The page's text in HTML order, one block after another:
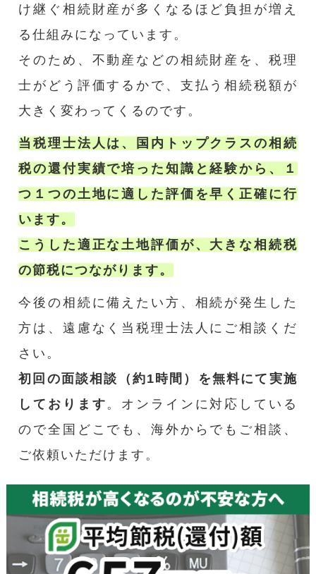
け継ぐ相続財産が多くなるほど負担が増え
る仕組みになっています。
そのため、不動産などの相続財産を、税理
士がどう評価するかで、支払う相続税額が
大きく変わってくるのです。
当税理士法人は、国内トップクラスの相続
税の還付実績で培った知識と経験から、１
つ１つの土地に適した評価を早く正確に行
います。
こうした適正な土地評価が、大きな相続税
の節税につながります。
今後の相続に備えたい方、相続が発生した
方は、遠慮なく当税理士法人にご相談くだ
さい。
初回の面談相談（約1時間）を無料にて実施
しております。オンラインに対応している
ので全国どこでも、海外からでもご相談、
ご依頼いただけます。